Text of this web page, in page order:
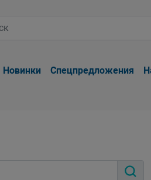
Новинки Спецпредложения